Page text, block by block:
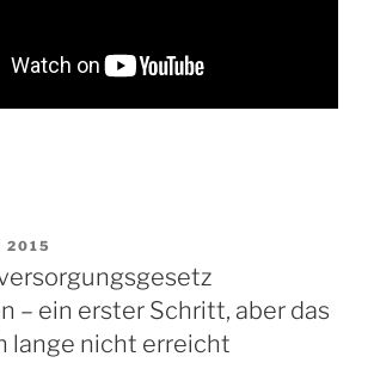
2015
– ein erster Schritt, aber das
lange nicht erreicht